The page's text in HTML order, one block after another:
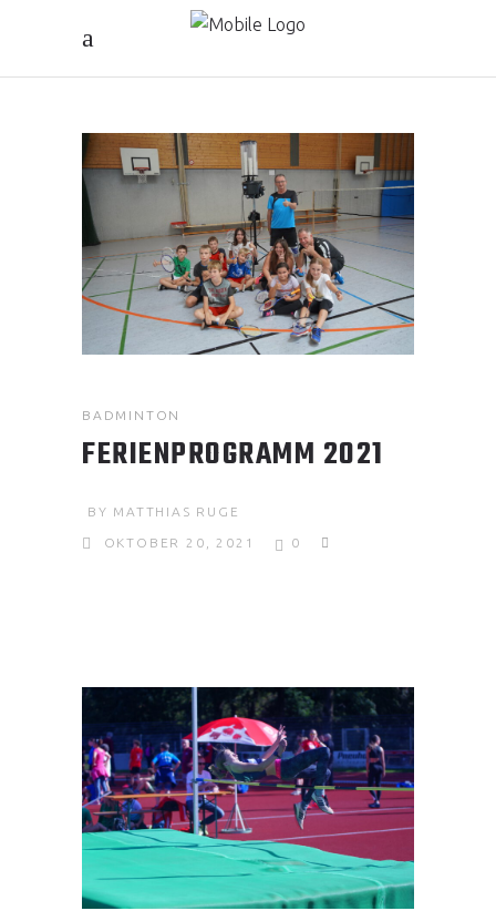
BADMINTON
FERIENPROGRAMM 2021
BY MATTHIAS RUGE
OKTOBER 20, 2021 0